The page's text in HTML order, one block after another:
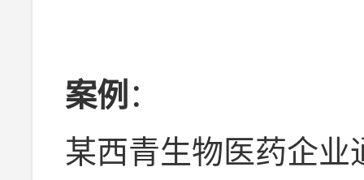
案例 ：
某西青生物医药企业